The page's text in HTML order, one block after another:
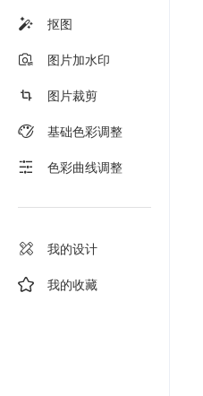
抠图
图片加水印
图片裁剪
基础色彩调整
色彩曲线调整
我的设计
我的收藏